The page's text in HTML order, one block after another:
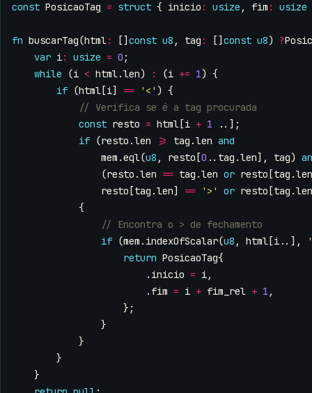
const PosicaoTag = struct { inicio : usize , fim : usize
fn buscarTag(html: [] const u8 , tag : [] const u8) ?
var i: usize = 0 ;
while
(i < html.len) : (i += 1) {
if (html [i] == '<' ) {
const resto = html [i + 1
..];
if (resto .len >= tag .len and
mem .eql(u8 , resto [0 .. tag .len], tag)
(resto .len == tag .len or resto [tag .len
resto [tag .len] == '>' or resto [tag .len
{
if (mem . indexOfScalar(u8 , html [i ..],
return PosicaoTag{
. inicio = i,
. fim = i + fim_rel + 1 ,
};
}
}
}
}